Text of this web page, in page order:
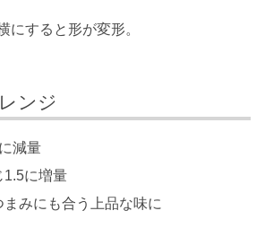
にすると形が変形。
ンジ
減量
1.5に増量
みにも合う上品な味に